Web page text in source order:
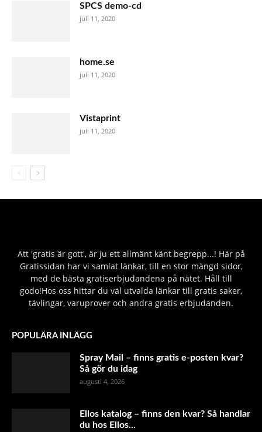
SPCS demo-cd
juli 11, 2020
home.se
juli 11, 2020
Vistaprint
juli 11, 2020
Att 'gratis är gott', är ju ett allmänt känt begrepp...! Här på
Gratissidan har vi samlat länkar, till en stor mängd sidor,
med de bästa gratiserbjudandena på nätet. Håll till
godo!Hos oss hittar du väl utvalda länkar till gratis saker,
tävlingar, varuprover och andra gratis erbjudanden.
POPULÄRA INLÄGG
Spray Mail – finns gratis e-posten kvar?
Så gör du idag
augusti 4, 2026
Ellos katalog – finns den kvar? Så handlar
du hos Ellos...